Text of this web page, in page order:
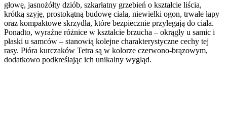
głowę, jasnożółty dziób, szkarłatny grzebień o kształcie liścia,
krótką szyję, prostokątną budowę ciała, niewielki ogon, trwałe łapy
oraz kompaktowe skrzydła, które bezpiecznie przylegają do ciała.
Ponadto, wyraźne różnice w kształcie brzucha – okrągły u samic i
płaski u samców – stanowią kolejne charakterystyczne cechy tej
rasy. Pióra kurczaków Tetra są w kolorze czerwono-brązowym,
dodatkowo podkreślając ich unikalny wygląd.